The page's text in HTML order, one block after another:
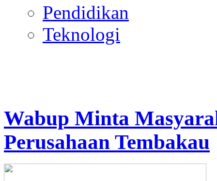
Pendidikan
Teknologi
Wabup Minta
Perusahaan Tembakau